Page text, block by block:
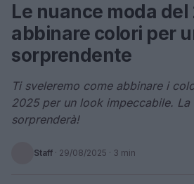
Le nuance moda del
abbinare colori per
sorprendente
Ti sveleremo come abbinare i
2025 per un look impeccabile. La
sorprenderà!
Staff · 29/08/2025 · 3 min